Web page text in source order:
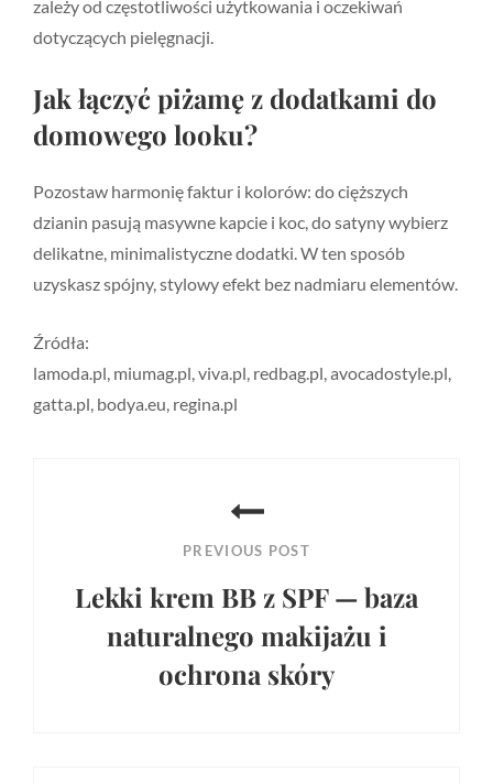
zależy od częstotliwości użytkowania i oczekiwań
dotyczących pielęgnacji.
Jak łączyć piżamę z dodatkami do
domowego looku?
Pozostaw harmonię faktur i kolorów: do cięższych
dzianin pasują masywne kapcie i koc, do satyny wybierz
delikatne, minimalistyczne dodatki. W ten sposób
uzyskasz spójny, stylowy efekt bez nadmiaru elementów.
Źródła:
lamoda.pl, miumag.pl, viva.pl, redbag.pl, avocadostyle.pl,
gatta.pl, bodya.eu, regina.pl
PREVIOUS POST
Lekki krem BB z SPF — baza
naturalnego makijażu i
ochrona skóry